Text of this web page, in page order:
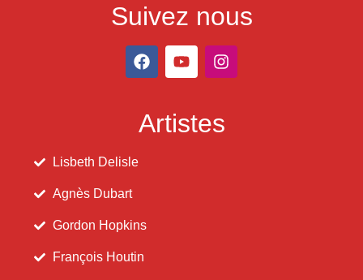
Suivez nous
Artistes
Lisbeth Delisle
Agnès Dubart
Gordon Hopkins
François Houtin